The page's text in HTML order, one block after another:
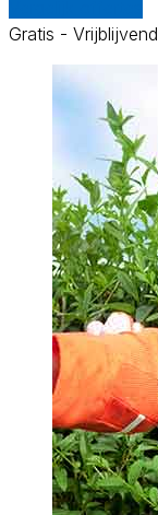
Gratis - Vrijblijvend